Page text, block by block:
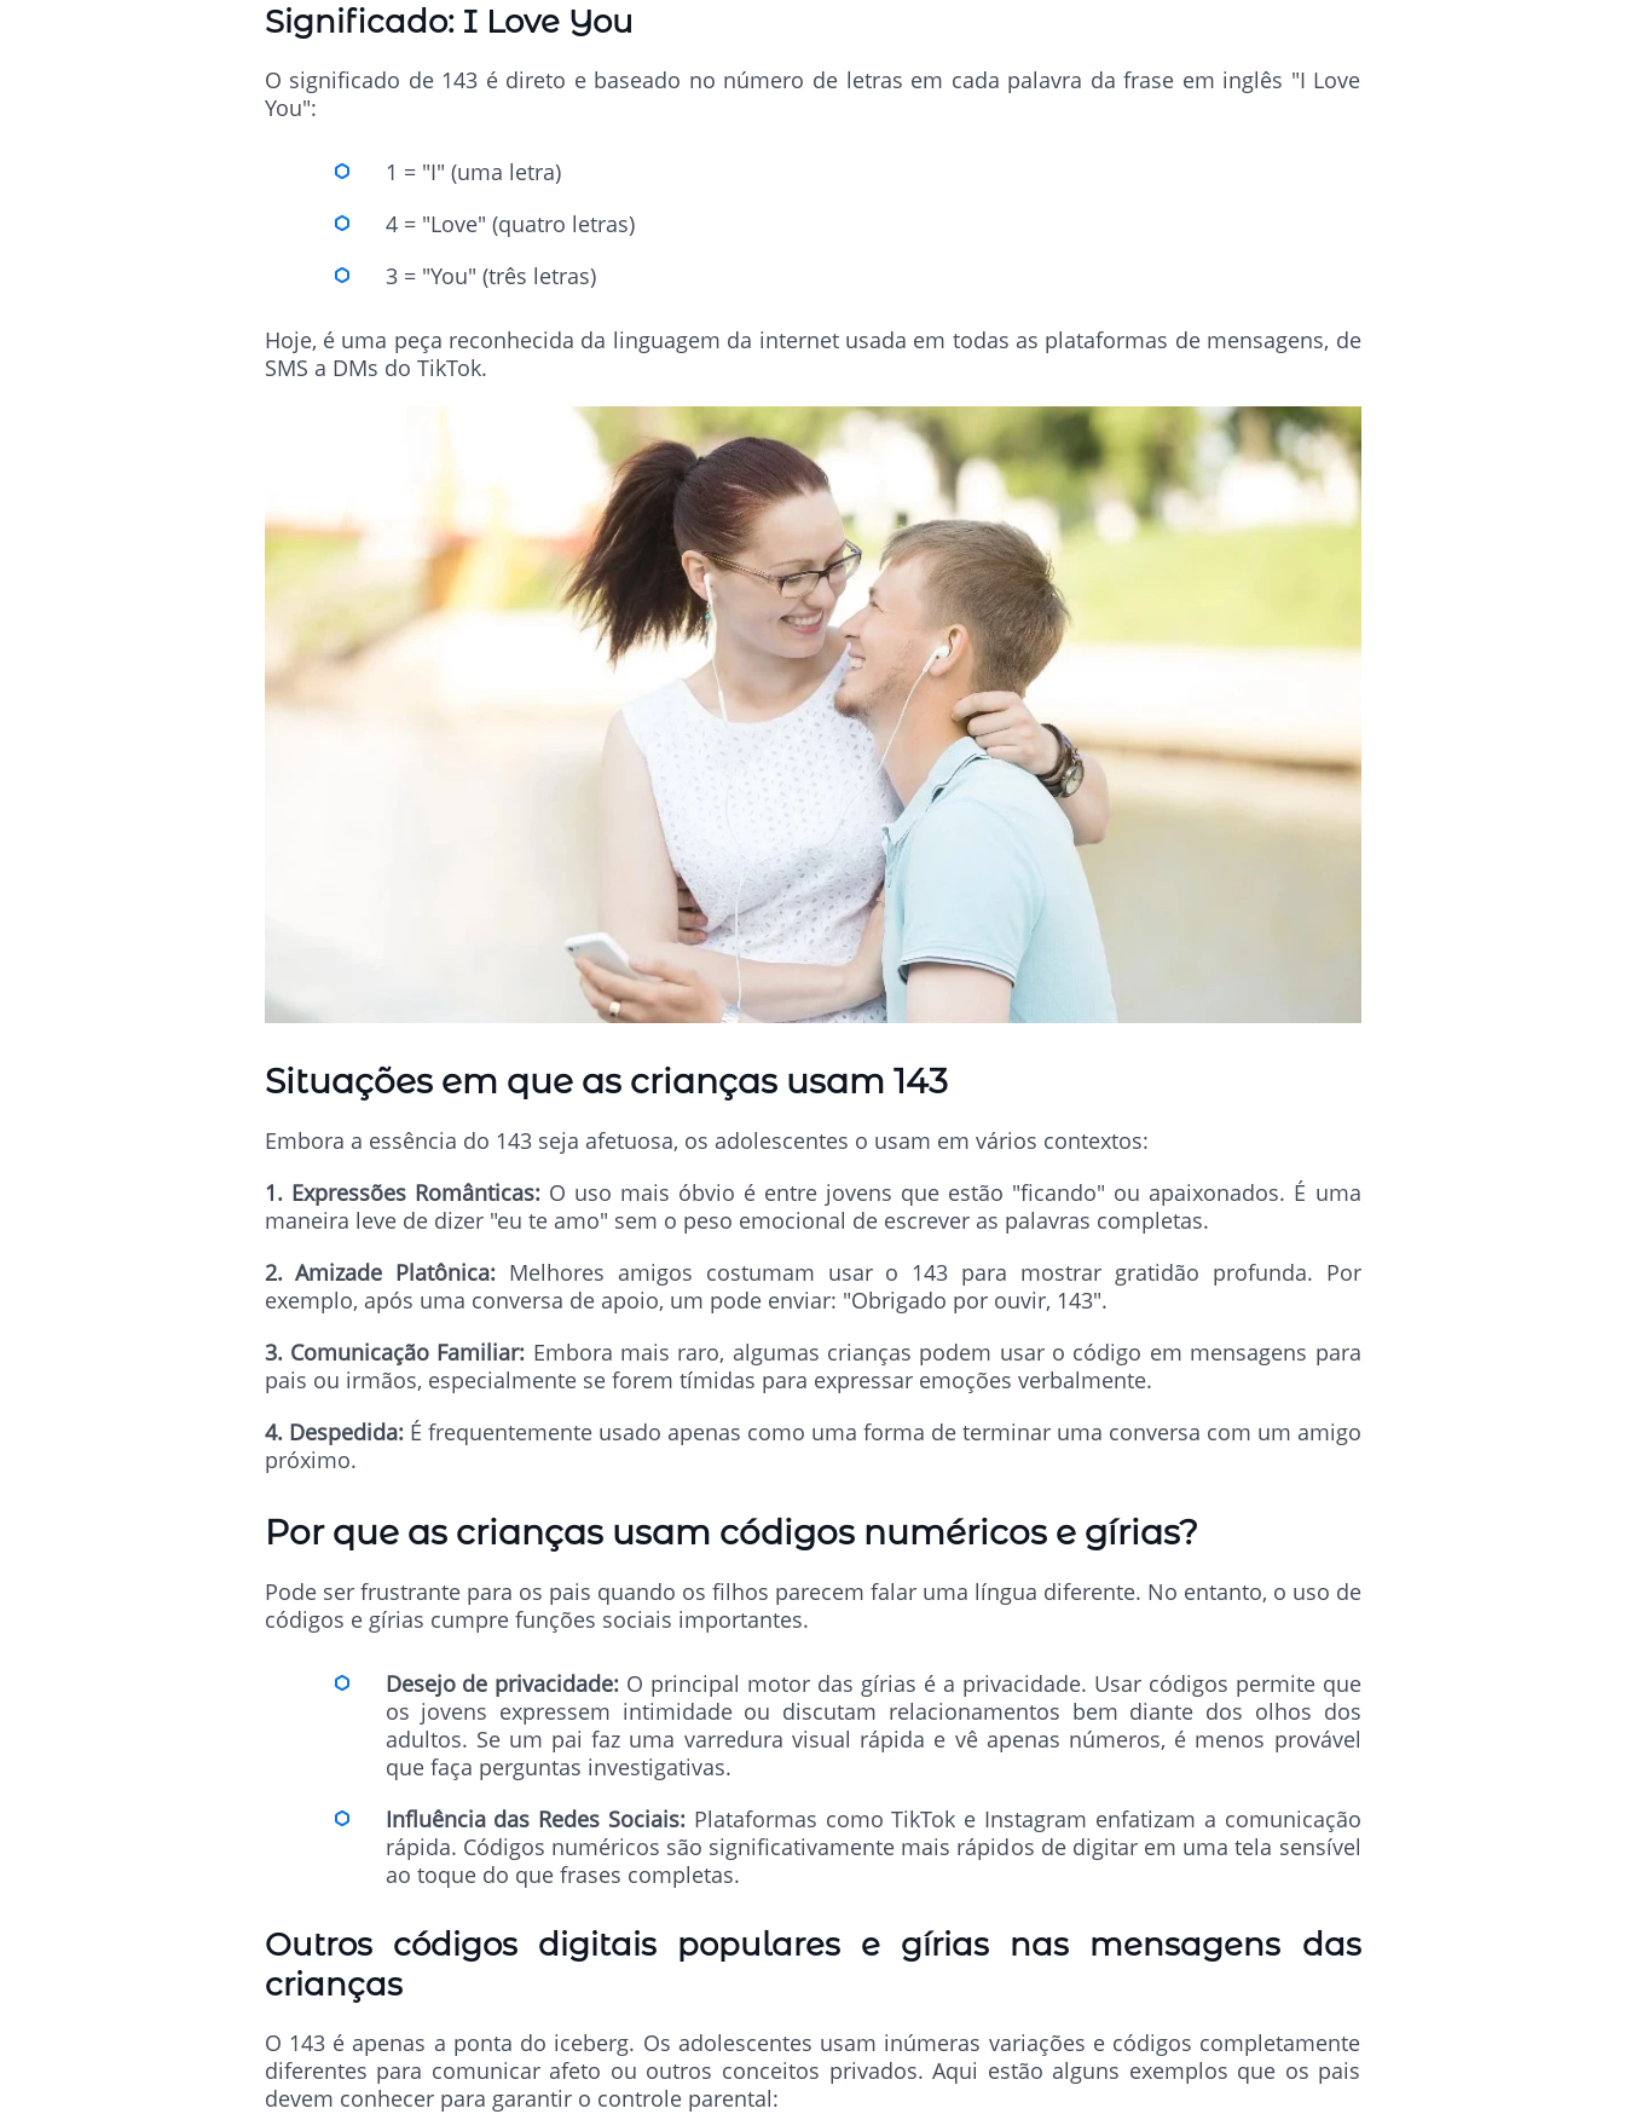
Significado: I Love You
O significado de 143 é direto e baseado no número de letras em cada palavra da frase em inglês "I Love
You":
1 = "I" (uma letra)
4 = "Love" (quatro letras)
3 = "You" (três letras)
Hoje, é uma peça reconhecida da linguagem da internet usada em todas as plataformas de mensagens, de
SMS a DMs do TikTok.
Situações em que as crianças usam 143
Embora a essência do 143 seja afetuosa, os adolescentes o usam em vários contextos:
1. Expressões Românticas:O uso mais óbvio é entre jovens que estão "ficando" ou apaixonados. É uma
maneira leve de dizer "eu te amo" sem o peso emocional de escrever as palavras completas.
2. Amizade Platônica: Melhores amigos costumam usar o 143 para mostrar gratidão profunda. Por
exemplo, após uma conversa de apoio, um pode enviar: "Obrigado por ouvir, 143".
3. Comunicação Familiar: Embora mais raro, algumas crianças podem usar o código em mensagens para
pais ou irmãos, especialmente se forem tímidas para expressar emoções verbalmente.
4. Despedida: É frequentemente usado apenas como uma forma de terminar uma conversa com um amigo
próximo.
Por que as crianças usam códigos numéricos e gírias?
Pode ser frustrante para os pais quando os filhos parecem falar uma língua diferente. No entanto, o uso de
códigos e gírias cumpre funções sociais importantes.
Desejo de privacidade: O principal motor das gírias é a privacidade. Usar códigos permite que
os jovens expressem intimidade ou discutam relacionamentos bem diante dos olhos dos
adultos. Se um pai faz uma varredura visual rápida e vê apenas números, é menos provável
que faça perguntas investigativas.
Influência das Redes Sociais: Plataformas como TikTok e Instagram enfatizam a comunicação
rápida. Códigos numéricos são significativamente mais rápidos de digitar em uma tela sensível
ao toque do que frases completas.
Outros códigos digitais populares e gírias nas mensagens das
crianças
O 143 é apenas a ponta do iceberg. Os adolescentes usam inúmeras variações e códigos completamente
diferentes para comunicar afeto ou outros conceitos privados. Aqui estão alguns exemplos que os pais
devem conhecer para garantir o controle parental: